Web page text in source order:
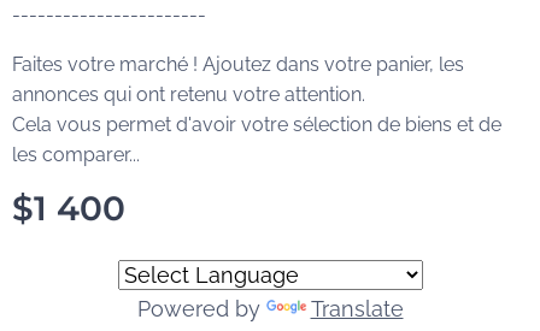
-----------------------
Faites votre marché ! Ajoutez dans votre panier, les
annonces qui ont retenu votre attention.
Cela vous permet d'avoir votre sélection de biens et de
les comparer...
$1 400
Powered by Translate